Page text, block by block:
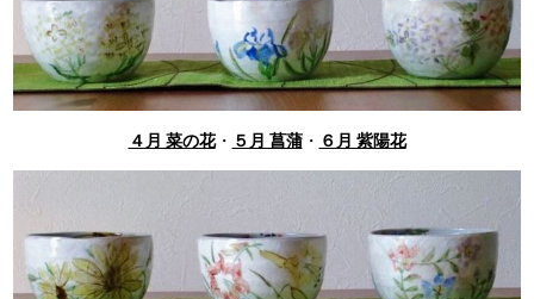
４月 菜の花・ ５月 菖蒲・ ６月 紫陽花